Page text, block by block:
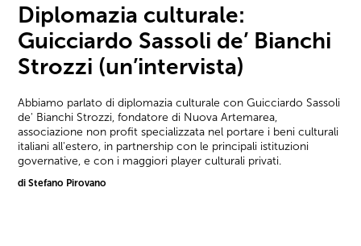
Diplomazia culturale:
Guicciardo Sassoli de’ Bianchi
Strozzi (un’intervista)
Abbiamo parlato di diplomazia culturale con Guicciardo Sassoli
de' Bianchi Strozzi, fondatore di Nuova Artemarea,
associazione non profit specializzata nel portare i beni culturali
italiani all'estero, in partnership con le principali istituzioni
governative, e con i maggiori player culturali privati.
di Stefano Pirovano